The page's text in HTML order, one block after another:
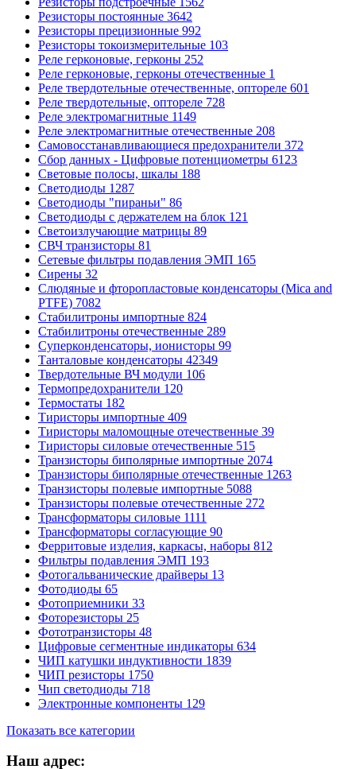
Резисторы постоянные 3642
Резисторы прецизионные 992
Резисторы токоизмерительные 103
Реле герконовые, герконы 252
Реле герконовые, герконы отечественные 1
Реле твердотельные отечественные, оптореле 601
Реле твердотельные, оптореле 728
Реле электромагнитные 1149
Реле электромагнитные отечественные 208
Самовосстанавливающиеся предохранители 372
Сбор данных - Цифровые потенциометры 6123
Световые полосы, шкалы 188
Светодиоды 1287
Светодиоды "пираньи" 86
Светодиоды с держателем на блок 121
Светоизлучающие матрицы 89
СВЧ транзисторы 81
Сетевые фильтры подавления ЭМП 165
Сирены 32
Слюдяные и фторопластовые конденсаторы (Mica and
PTFE) 7082
Стабилитроны импортные 824
Стабилитроны отечественные 289
Суперконденсаторы, ионисторы 99
Танталовые конденсаторы 42349
Твердотельные ВЧ модули 106
Термопредохранители 120
Термостаты 182
Тиристоры импортные 409
Тиристоры маломощные отечественные 39
Тиристоры силовые отечественные 515
Транзисторы биполярные импортные 2074
Транзисторы биполярные отечественные 1263
Транзисторы полевые импортные 5088
Транзисторы полевые отечественные 272
Трансформаторы силовые 1111
Трансформаторы согласующие 90
Ферритовые изделия, каркасы, наборы 812
Фильтры подавления ЭМП 193
Фотогальванические драйверы 13
Фотодиоды 65
Фотоприемники 33
Фоторезисторы 25
Фототранзисторы 48
Цифровые сегментные индикаторы 634
ЧИП катушки индуктивности 1839
ЧИП резисторы 1750
Чип светодиоды 718
Электронные компоненты 129
Показать все категории
Наш адрес: